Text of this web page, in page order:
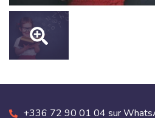
+336 72 90 01 04 sur